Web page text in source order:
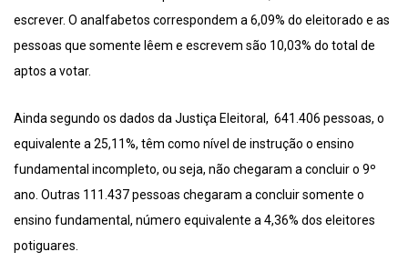
escrever. O analfabetos correspondem a 6,09% do eleitorado e as
pessoas que somente lêem e escrevem são 10,03% do total de
aptos a votar.
Ainda segundo os dados da Justiça Eleitoral, 641.406 pessoas, o
equivalente a 25,11%, têm como nível de instrução o ensino
fundamental incompleto, ou seja, não chegaram a concluir o 9º
ano. Outras 111.437 pessoas chegaram a concluir somente o
ensino fundamental, número equivalente a 4,36% dos eleitores
potiguares.